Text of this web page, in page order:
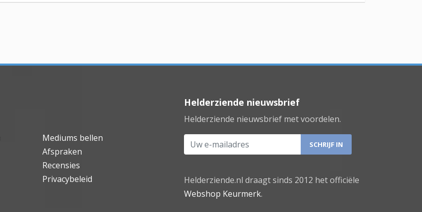
Mediums bellen
Afspraken
Recensies
Privacybeleid
Helderziende nieuwsbrief
Helderziende nieuwsbrief met voordelen.
Uw e-mailadres
Helderziende.nl draagt sinds 2012 het officiële
Webshop Keurmerk.